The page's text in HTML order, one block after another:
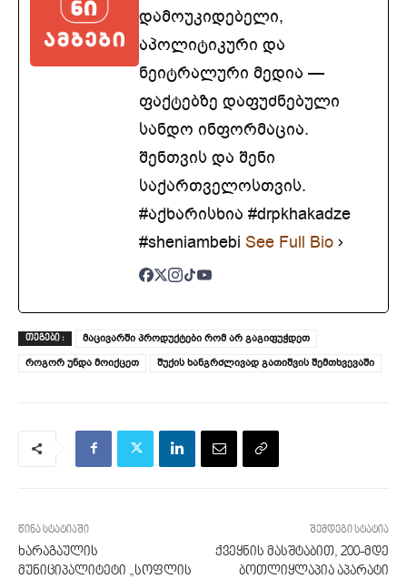
დამოუკიდებელი,
აპოლიტიკური და
ნეიტრალური მედია —
ფაქტებზე დაფუძნებული
სანდო ინფორმაცია.
შენთვის და შენი
საქართველოსთვის.
#აქხარისხია #drpkhakadze
#sheniambebi See Full Bio
ᲗᲔᲒᲔᲑᲘ :
მაცივარში პროდუქტები რომ არ გაგიფუჭდეთ
როგორ უნდა მოიქცეთ
შუქის ხანგრძლივად გათიშვის შემთხვევაში
წინა სტატიაში
ხარაგაულის
მუნიციპალიტეტი „სოფლის
შემდეგი სტატია
ქვეყნის მასშტაბით, 200-მდე
ბოთლიყლაპია აპარატი